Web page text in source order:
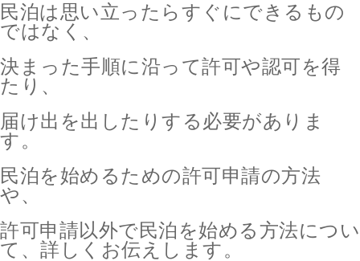
民泊は思い立ったらすぐにできるもの
ではなく、
決まった手順に沿って許可や認可を得
たり、
届け出を出したりする必要がありま
す。
民泊を始めるための許可申請の方法
や、
許可申請以外で民泊を始める方法につい
て、詳しくお伝えします。